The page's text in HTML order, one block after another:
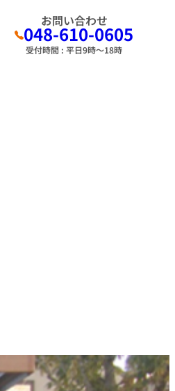
お問い合わせ
048-610-0605
受付時間 : 平日9時～18時